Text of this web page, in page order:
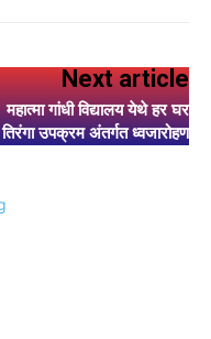
Next article
महात्मा गांधी विद्यालय येथे हर घर
तिरंगा उपक्रम अंतर्गत ध्वजारोहण